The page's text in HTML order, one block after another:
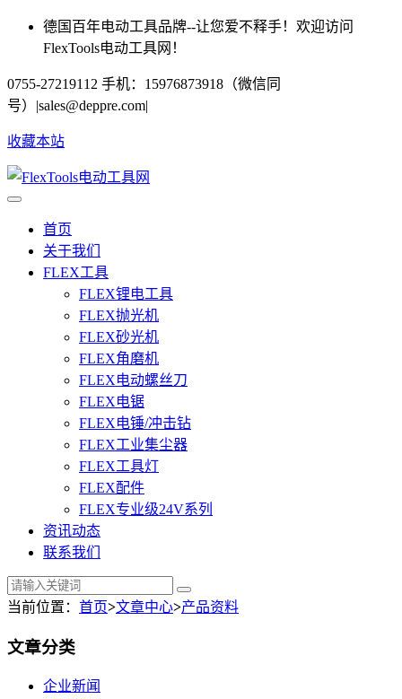
德国百年电动工具品牌--让您爱不释手！欢迎访问
FlexTools电动工具网！
0755-27219112 手机：15976873918（微信同
号） |sales@deppre.com|
收藏本站
首页
关于我们
FLEX工具
FLEX锂电工具
FLEX抛光机
FLEX砂光机
FLEX角磨机
FLEX电动螺丝刀
FLEX电锯
FLEX电锤/冲击钻
FLEX工业集尘器
FLEX工具灯
FLEX配件
FLEX专业级24V系列
资讯动态
联系我们
当前位置： 首页>文章中心>产品资料
文章分类
企业新闻